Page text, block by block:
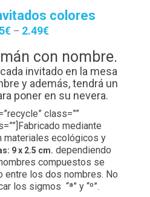
colores
€– 2.49€
con nombre.
invitado en la mesa
y además, tendrá un
poner en su nevera.
class=””
mediante
materiales ecológicos y
9 x 2.5 cm. dependiendo
compuestos se
entre los dos nombres. No
los sigmos “ª” y “º”.